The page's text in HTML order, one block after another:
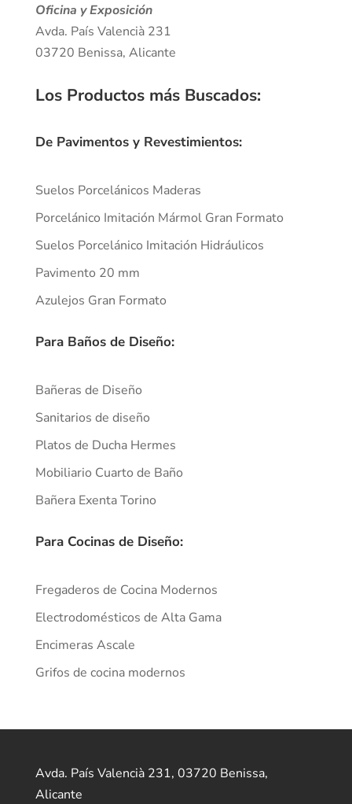
Oficina y Exposición
Avda. País Valencià 231
03720 Benissa, Alicante
Los Productos más Buscados:
De Pavimentos y Revestimientos:
Suelos Porcelánicos Maderas
Porcelánico Imitación Mármol Gran Formato
Suelos Porcelánico Imitación Hidráulicos
Pavimento 20 mm
Azulejos Gran Formato
Para Baños de Diseño:
Bañeras de Diseño
Sanitarios de diseño
Platos de Ducha Hermes
Mobiliario Cuarto de Baño
Bañera Exenta Torino
Para Cocinas de Diseño:
Fregaderos de Cocina Modernos
Electrodomésticos de Alta Gama
Encimeras Ascale
Grifos de cocina modernos
Avda. País Valencià 231, 03720 Benissa,
Alicante